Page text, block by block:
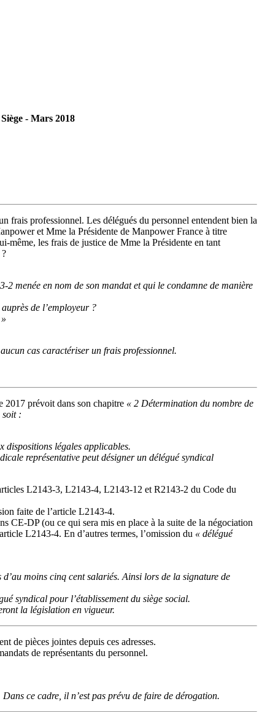
- Mars 2018
frais professionnel. Les délégués du personnel entendent bien la
et Mme la Présidente de Manpower France à titre
les frais de justice de Mme la Présidente en tant
2 menée en nom de son mandat et qui le condamne de manière
de l’employeur ?
cas caractériser un frais professionnel.
2017 prévoit dans son chapitre « 2 Détermination du nombre de
soit :
dispositions légales applicables.
représentative peut désigner un délégué syndical
L2143-3, L2143-4, L2143-12 et R2143-2 du Code du
faite de l’article L2143-4.
CE-DP (ou ce qui sera mis en place à la suite de la négociation
L2143-4. En d’autres termes, l’omission du « délégué
moins cinq cent salariés. Ainsi lors de la signature de
syndical pour l’établissement du siège social.
la législation en vigueur.
de pièces jointes depuis ces adresses.
de représentants du personnel.
ce cadre, il n’est pas prévu de faire de dérogation.